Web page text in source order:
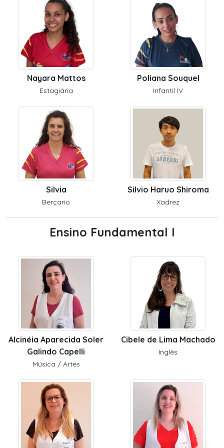
Nayara Mattos
Estagiária
Poliana Souquel
Infantil IV
Silvia
Berçario
Silvio Haruo Shiroma
Xadrez
Ensino Fundamental I
Alcinéia Aparecida Soler
Galindo Capelli
Música / Artes
Cibele de Lima Machado
Inglês